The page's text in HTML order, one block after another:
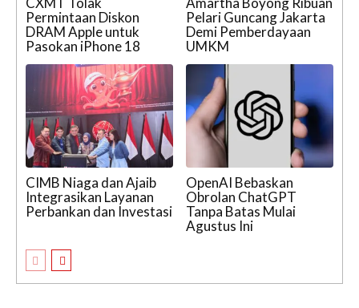
Permintaan Diskon
DRAM Apple untuk
Pasokan iPhone 18
Pelari Guncang Jakarta
Demi Pemberdayaan
UMKM
CIMB Niaga dan Ajaib
Integrasikan Layanan
Perbankan dan Investasi
OpenAI Bebaskan
Obrolan ChatGPT
Tanpa Batas Mulai
Agustus Ini